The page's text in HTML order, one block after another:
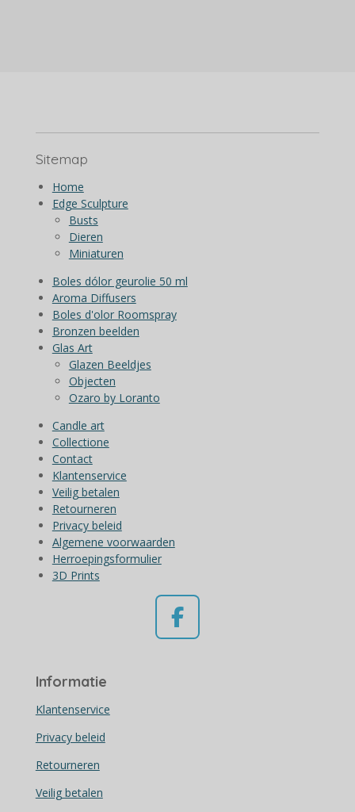
Sitemap
Home
Edge Sculpture
Busts
Dieren
Miniaturen
Boles dólor geurolie 50 ml
Aroma Diffusers
Boles d'olor Roomspray
Bronzen beelden
Glas Art
Glazen Beeldjes
Objecten
Ozaro by Loranto
Candle art
Collectione
Contact
Klantenservice
Veilig betalen
Retourneren
Privacy beleid
Algemene voorwaarden
Herroepingsformulier
3D Prints
F
Informatie
Klantenservice
Privacy beleid
Retourneren
Veilig betalen